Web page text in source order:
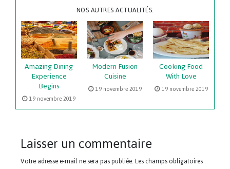
NOS AUTRES ACTUALITÉS:
Amazing Dining
Experience
Begins
19 novembre 2019
Modern Fusion
Cuisine
19 novembre 2019
Cooking Food
With Love
19 novembre 2019
Laisser un commentaire
Votre adresse e-mail ne sera pas publiée.Les champs obligatoires